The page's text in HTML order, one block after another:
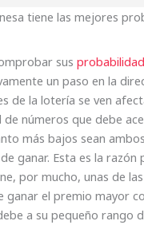
tiene las mejores
sus
un paso en la
de la lotería se ven
de números que debe
más bajos sean
ganar. Esta es la razón
por mucho, unas de
ganar el premio mayor
a su pequeño rango